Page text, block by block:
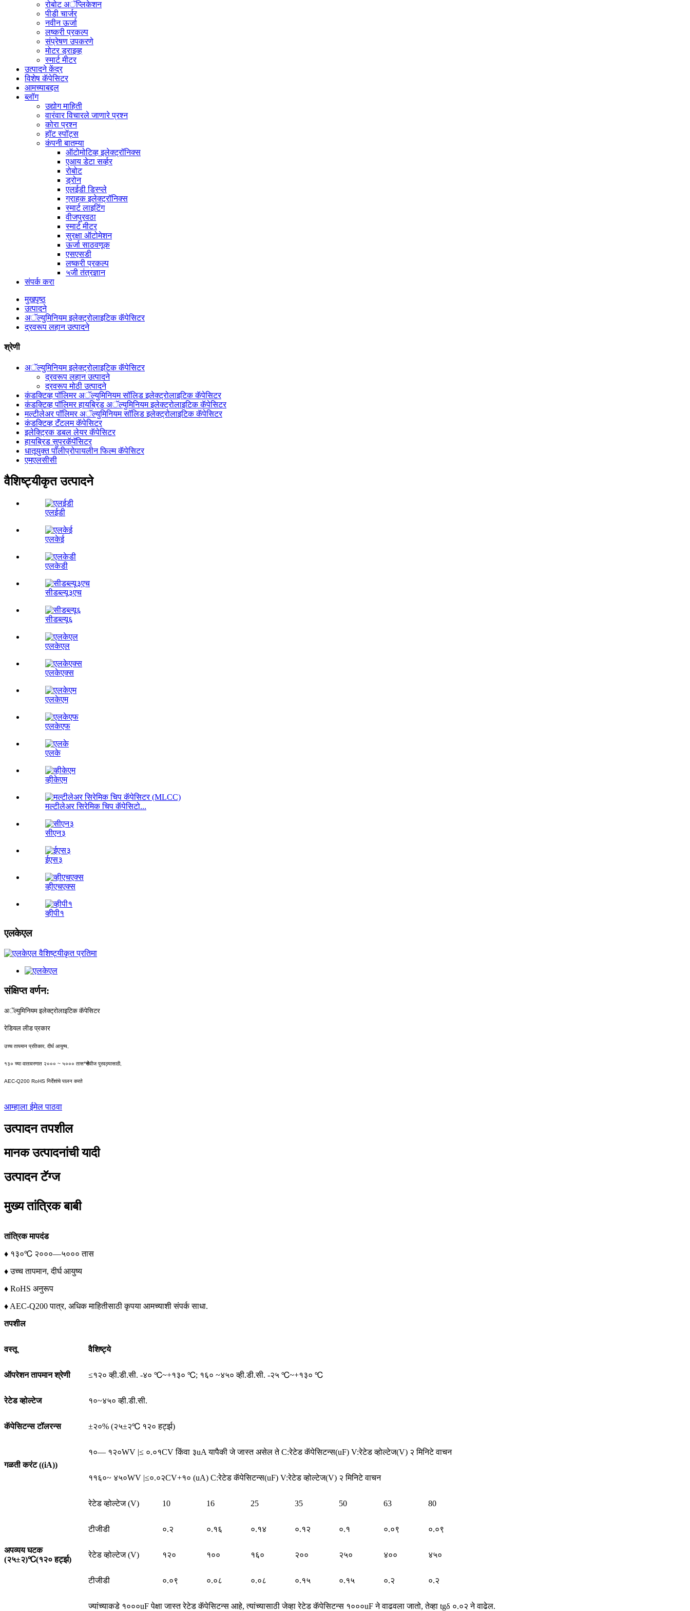
रोबोट अॅप्लिकेशन
पीडी चार्जर
नवीन ऊर्जा
लष्करी प्रकल्प
संप्रेषण उपकरणे
मोटर ड्राइव्ह
स्मार्ट मीटर
उत्पादने केंद्र
विशेष कॅपेसिटर
आमच्याबद्दल
ब्लॉग
उद्योग माहिती
वारंवार विचारले जाणारे प्रश्न
कोरा प्रश्न
हॉट स्पॉट्स
कंपनी बातम्या
ऑटोमोटिव्ह इलेक्ट्रॉनिक्स
एआय डेटा सर्व्हर
रोबोट
ड्रोन
एलईडी डिस्प्ले
ग्राहक इलेक्ट्रॉनिक्स
स्मार्ट लाइटिंग
वीजपुरवठा
स्मार्ट मीटर
सुरक्षा ऑटोमेशन
ऊर्जा साठवणूक
एसएसडी
लष्करी प्रकल्प
५जी तंत्रज्ञान
संपर्क करा
मुखपृष्ठ
उत्पादने
अॅल्युमिनियम इलेक्ट्रोलाइटिक कॅपेसिटर
द्रवरूप लहान उत्पादने
श्रेणी
अॅल्युमिनियम इलेक्ट्रोलाइटिक कॅपेसिटर
द्रवरूप लहान उत्पादने
द्रवरूप मोठी उत्पादने
कंडक्टिव्ह पॉलिमर अॅल्युमिनियम सॉलिड इलेक्ट्रोलाइटिक कॅपेसिटर
कंडक्टिव्ह पॉलिमर हायब्रिड अॅल्युमिनियम इलेक्ट्रोलाइटिक कॅपेसिटर
मल्टीलेअर पॉलिमर अॅल्युमिनियम सॉलिड इलेक्ट्रोलाइटिक कॅपेसिटर
कंडक्टिव्ह टॅंटलम कॅपेसिटर
इलेक्ट्रिक डबल लेयर कॅपेसिटर
हायब्रिड सुपरकॅपॅसिटर
धातूयुक्त पॉलीप्रोपायलीन फिल्म कॅपेसिटर
एमएलसीसी
वैशिष्ट्यीकृत उत्पादने
एलईडी
एलकेई
एलकेडी
सीडब्ल्यू३एच
सीडब्ल्यू६
एलकेएल
एलकेएक्स
एलकेएम
एलकेएफ
एलके
व्हीकेएम
मल्टीलेअर सिरेमिक चिप कॅपेसिटो...
सीएन३
ईएस३
व्हीएचएक्स
व्हीपी१
एलकेएल
संक्षिप्त वर्णन:
अॅल्युमिनियम इलेक्ट्रोलाइटिक कॅपेसिटर
रेडियल लीड प्रकार
उच्च तापमान प्रतिकार, दीर्घ आयुष्य,
१३० च्या वातावरणात २००० ~ ५००० तास°सेवीज पुरवठ्यासाठी,
AEC-Q200 RoHS निर्देशांचे पालन करते
आम्हाला ईमेल पाठवा
उत्पादन तपशील
मानक उत्पादनांची यादी
उत्पादन टॅग्ज
मुख्य तांत्रिक बाबी
तांत्रिक मापदंड
♦ १३०℃ २०००—५००० तास
♦ उच्च तापमान, दीर्घ आयुष्य
♦ RoHS अनुरूप
♦ AEC-Q200 पात्र, अधिक माहितीसाठी कृपया आमच्याशी संपर्क साधा.
तपशील
वस्तू वैशिष्ट्ये
ऑपरेशन तापमान श्रेणी ≤१२० व्ही.डी.सी. -४० ℃~+१३० ℃; १६० ~४५० व्ही.डी.सी. -२५ ℃~+१३० ℃
रेटेड व्होल्टेज १०~४५० व्ही.डी.सी.
कॅपेसिटन्स टॉलरन्स ±२०% (२५±२℃ १२० हर्ट्झ)
गळती करंट ((iA))
१०— १२०WV |≤ ०.०१CV किंवा ३uA यापैकी जे जास्त असेल ते C:रेटेड कॅपेसिटन्स(uF) V:रेटेड व्होल्टेज(V) २ मिनिटे वाचन
११६०~ ४५०WV |≤०.०२CV+१० (uA) C:रेटेड कॅपेसिटन्स(uF) V:रेटेड व्होल्टेज(V) २ मिनिटे वाचन
अपव्यय घटक
(२५±२)℃(१२० हर्ट्झ)
रेटेड व्होल्टेज (V) 10 16 25 35 50 63 80
टीजीडी ०.२ ०.१६ ०.१४ ०.१२ ०.१ ०.०९ ०.०९
रेटेड व्होल्टेज (V) १२० १०० १६० २०० २५० ४०० ४५०
टीजीडी ०.०९ ०.०८ ०.०८ ०.१५ ०.१५ ०.२ ०.२
ज्यांच्याकडे १०००uF पेक्षा जास्त रेटेड कॅपेसिटन्स आहे, त्यांच्यासाठी जेव्हा रेटेड कॅपेसिटन्स १०००uF ने वाढवला जातो, तेव्हा tgδ ०.०२ ने वाढेल.